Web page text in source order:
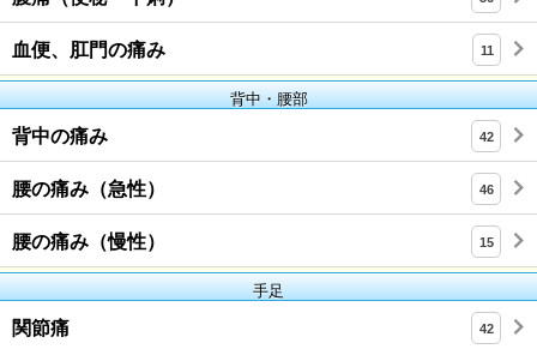
血便、肛門の痛み 11
背中・腰部
背中の痛み 42
腰の痛み（急性） 46
腰の痛み（慢性） 15
手足
関節痛 42